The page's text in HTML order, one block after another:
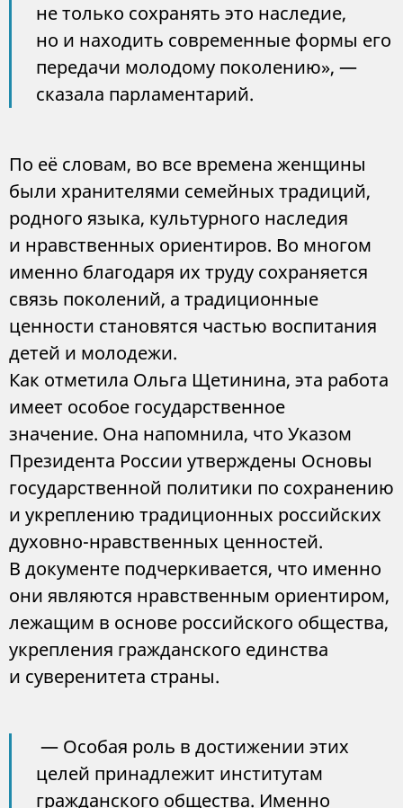
не только сохранять это наследие,
но и находить современные формы его
передачи молодому поколению», —
сказала парламентарий.
По её словам, во все времена женщины
были хранителями семейных традиций,
родного языка, культурного наследия
и нравственных ориентиров. Во многом
именно благодаря их труду сохраняется
связь поколений, а традиционные
ценности становятся частью воспитания
детей и молодежи.
Как отметила Ольга Щетинина, эта работа
имеет особое государственное
значение. Она напомнила, что Указом
Президента России утверждены Основы
государственной политики по сохранению
и укреплению традиционных российских
духовно-нравственных ценностей.
В документе подчеркивается, что именно
они являются нравственным ориентиром,
лежащим в основе российского общества,
укрепления гражданского единства
и суверенитета страны.
— Особая роль в достижении этих
целей принадлежит институтам
гражданского общества. Именно